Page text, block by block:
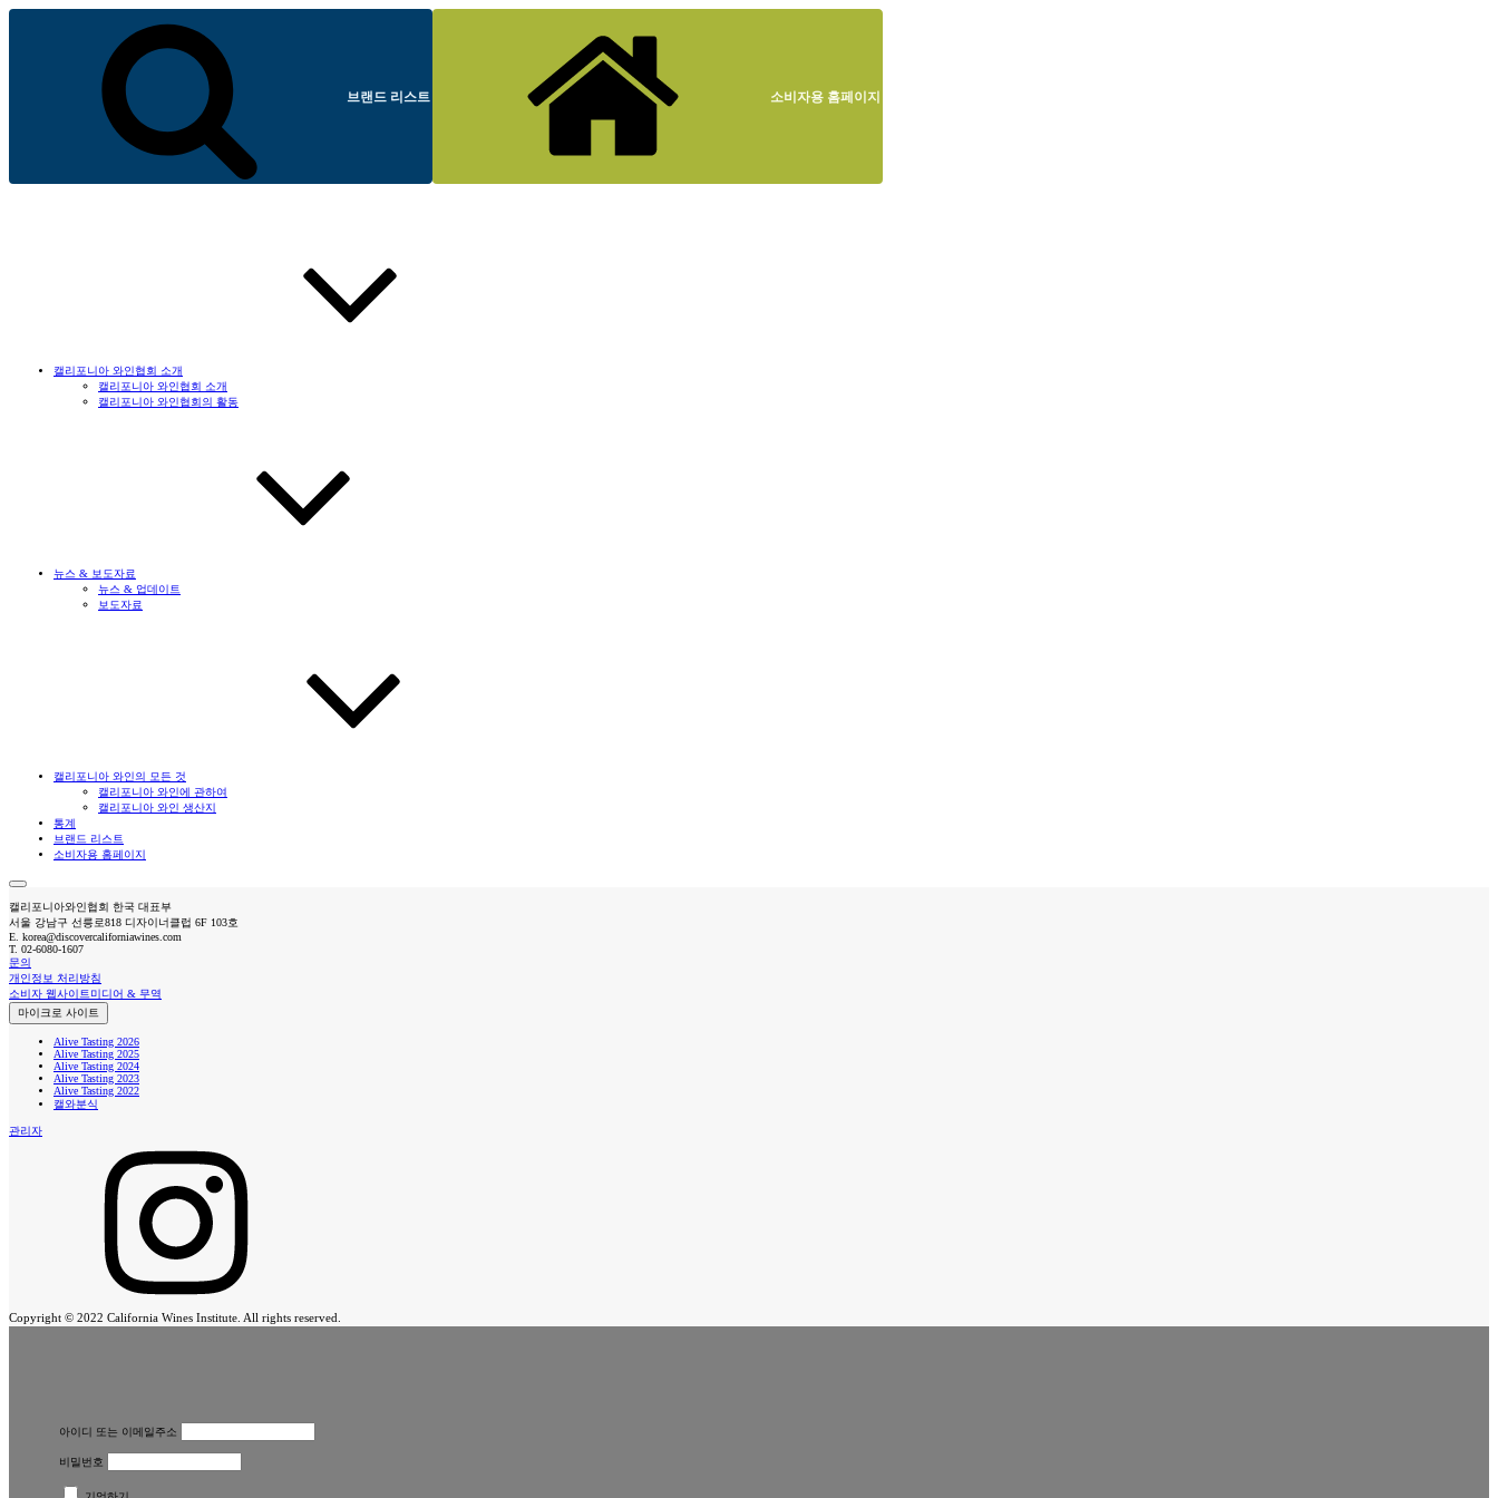
브랜드 리스트 소비자용 홈페이지
캘리포니아 와인협회 소개
캘리포니아 와인협회 소개
캘리포니아 와인협회의 활동
뉴스 & 보도자료
뉴스 & 업데이트
보도자료
캘리포니아 와인의 모든 것
캘리포니아 와인에 관하여
캘리포니아 와인 생산지
통계
브랜드 리스트
소비자용 홈페이지
캘리포니아와인협회 한국 대표부
서울 강남구 선릉로818 디자이너클럽 6F 103호
E. korea@discovercaliforniawines.com
T. 02-6080-1607
문의
개인정보 처리방침
소비자 웹사이트미디어 & 무역
마이크로 사이트
Alive Tasting 2026
Alive Tasting 2025
Alive Tasting 2024
Alive Tasting 2023
Alive Tasting 2022
캘와분식
관리자
Copyright © 2022 California Wines Institute. All rights reserved.
아이디 또는 이메일주소
비밀번호